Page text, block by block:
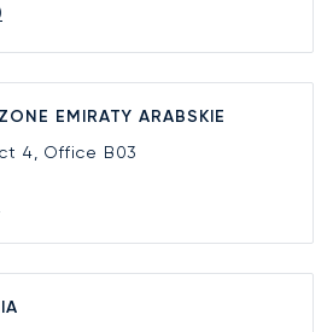
EMIRATY ARABSKIE
4, Office B03